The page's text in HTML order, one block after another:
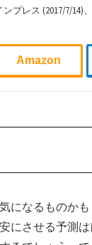
ンプレス (2017/7/14)
Amazon
になるものか
にさせる予測